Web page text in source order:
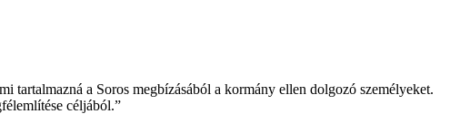
a Soros megbízásából a kormány ellen dolgozó személyeket.
céljából.”